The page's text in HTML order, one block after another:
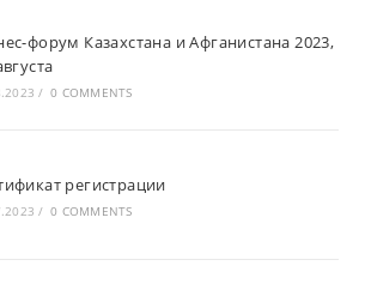
форум Казахстана и Афганистана 2023,
/ 0 COMMENTS
регистрации
/ 0 COMMENTS